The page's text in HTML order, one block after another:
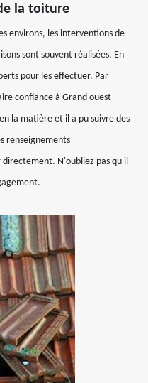
la toiture
environs, les interventions de
sont souvent réalisées. En
pour les effectuer. Par
confiance à Grand ouest
la matière et il a pu suivre des
renseignements
N'oubliez pas qu'il